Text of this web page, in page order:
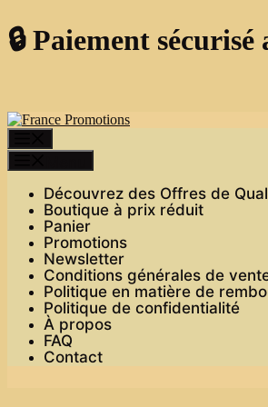
🔒 Paiement sécurisé
to
contentMenu
Découvrez des Offres de
Boutique à prix réduit
Panier
Promotions
Newsletter
Conditions générales de
Politique en matière de
Politique de confidentialité
À propos
FAQ
Contact